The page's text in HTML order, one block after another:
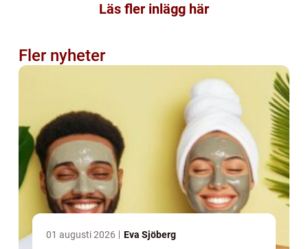
Läs fler inlägg här
Fler nyheter
01 augusti 2026 Eva Sjöberg